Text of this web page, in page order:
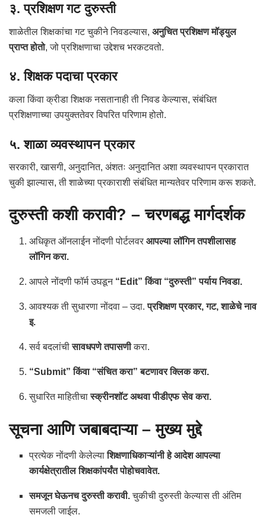
३. प्रशिक्षण गट दुरुस्ती
शाळेतील शिक्षकांचा गट चुकीने निवडल्यास, अनुचित प्रशिक्षण मॉड्युल
प्राप्त होतो, जो प्रशिक्षणाचा उद्देशच भरकटवतो.
४. शिक्षक पदाचा प्रकार
कला किंवा क्रीडा शिक्षक नसतानाही ती निवड केल्यास, संबंधित
प्रशिक्षणाच्या उपयुक्ततेवर विपरित परिणाम होतो.
५. शाळा व्यवस्थापन प्रकार
सरकारी, खासगी, अनुदानित, अंशतः अनुदानित अशा व्यवस्थापन प्रकारात
चुकी झाल्यास, ती शाळेच्या प्रकाराशी संबंधित मान्यतेवर परिणाम करू शकते.
दुरुस्ती कशी करावी? – चरणबद्ध मार्गदर्शक
अधिकृत ऑनलाईन नोंदणी पोर्टलवरआपल्या लॉगिन तपशीलासह
लॉगिन करा.
आपले नोंदणी फॉर्म उघडून “Edit” किंवा “दुरुस्ती” पर्याय निवडा.
आवश्यक ती सुधारणा नोंदवा – उदा.प्रशिक्षण प्रकार, गट, शाळेचे नाव
इ.
सर्व बदलांचीसावधपणे तपासणीकरा.
“Submit” किंवा “संचित करा” बटणावर क्लिक करा.
सुधारित माहितीचास्क्रीनशॉट अथवा पीडीएफ सेव करा.
सूचना आणि जबाबदाऱ्या – मुख्य मुद्दे
प्रत्येक नोंदणी केलेल्याशिक्षणाधिकाऱ्यांनी हे आदेश आपल्या
कार्यक्षेत्रातील शिक्षकांपर्यंत पोहोचवावेत.
समजून घेऊनच दुरुस्ती करावी.चुकीची दुरुस्ती केल्यास ती अंतिम
समजली जाईल.